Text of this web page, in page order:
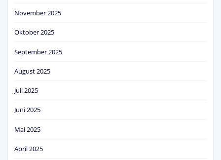
November 2025
Oktober 2025
September 2025
August 2025
Juli 2025
Juni 2025
Mai 2025
April 2025